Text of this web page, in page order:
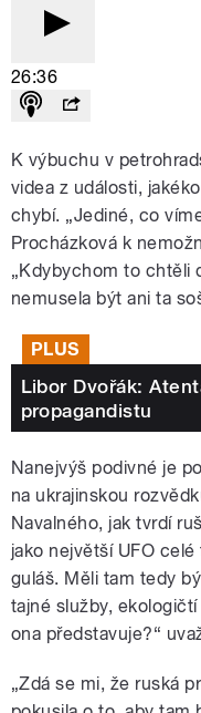
26:36
K výbuchu v
videa z události,
chybí. „Jediné, co
Procházková k
„Kdybychom to chtěli
nemusela být ani ta
PLUS
Libor Dvořák:
propagandistu
Nanejvýš podivné je
na ukrajinskou
Navalného, jak tvrdí
jako největší UFO
guláš. Měli tam tedy
tajné služby,
ona představuje?“
„Zdá se mi, že ruská